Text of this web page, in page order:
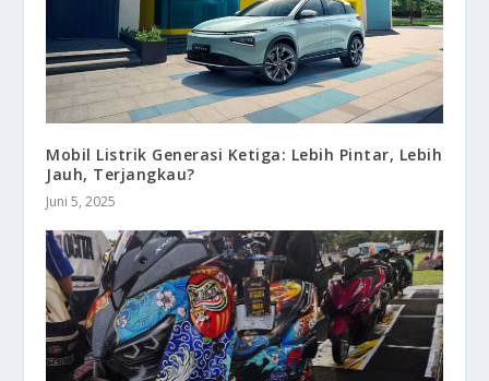
Mobil Listrik Generasi Ketiga: Lebih Pintar, Lebih
Jauh, Terjangkau?
Juni 5, 2025